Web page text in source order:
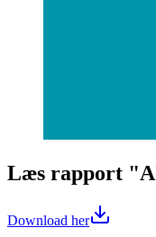
Læs rapport
Download her